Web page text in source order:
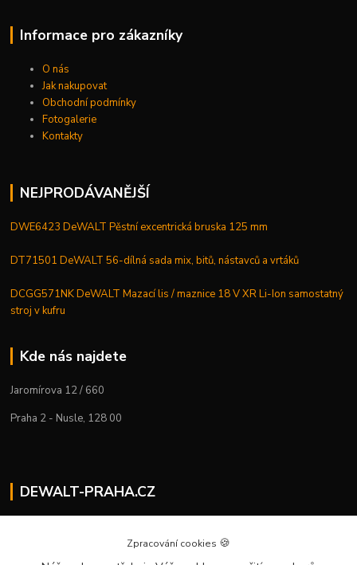
Informace pro zákazníky
O nás
Jak nakupovat
Obchodní podmínky
Fotogalerie
Kontakty
NEJPRODÁVANĚJŠÍ
DWE6423 DeWALT Pěstní excentrická bruska 125 mm
DT71501 DeWALT 56-dílná sada mix, bitů, nástavců a vrtáků
DCGG571NK DeWALT Mazací lis / maznice 18 V XR Li-Ion samostatný
stroj v kufru
Kde nás najdete
Jaromírova 12 / 660
Praha 2 - Nusle, 128 00
DEWALT-PRAHA.CZ
+420 224 936 535
Zpracování cookies 🍪